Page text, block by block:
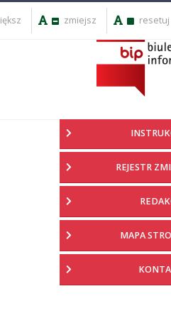
zmiejsz resetuj
REJESTR
MAPA